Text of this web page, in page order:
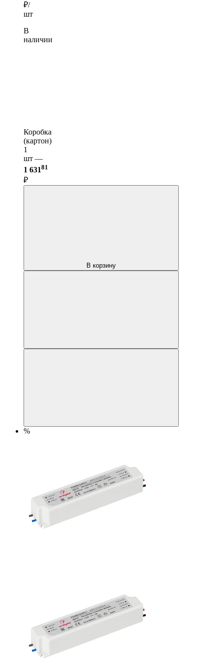
₽/
шт
В
наличии
Коробка
(картон)
1
шт —
1 63181
₽
В корзину
%